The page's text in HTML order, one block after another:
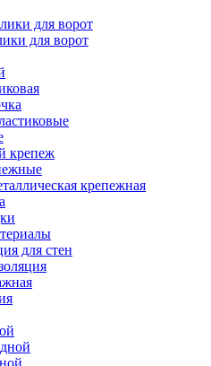
для ворот
для ворот
крепеж
крепежная
для стен